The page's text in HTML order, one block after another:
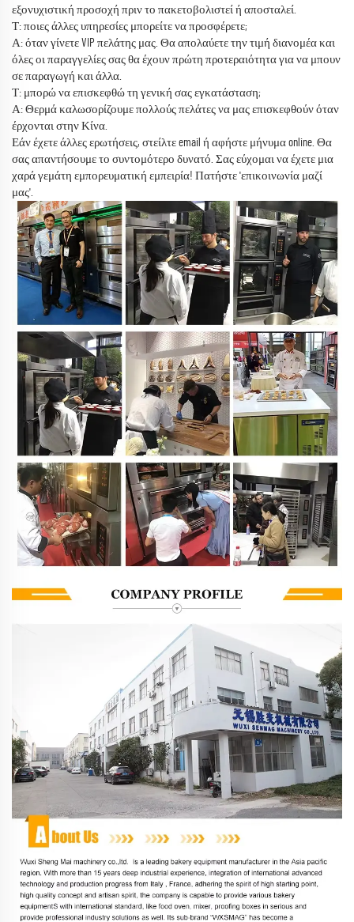
εξονυχιστική προσοχή πριν το πακετοβολιστεί ή αποσταλεί.
Τ: ποιες άλλες υπηρεσίες μπορείτε να προσφέρετε;
Α: όταν γίνετε VIP πελάτης μας. Θα απολαύετε την τιμή διανομέα και
όλες οι παραγγελίες σας θα έχουν πρώτη προτεραιότητα για να μπουν
σε παραγωγή και άλλα.
Τ: μπορώ να επισκεφθώ τη γενική σας εγκατάσταση;
Α: Θερμά καλωσορίζουμε πολλούς πελάτες να μας επισκεφθούν όταν
έρχονται στην Κίνα.
Εάν έχετε άλλες ερωτήσεις, στείλτε email ή αφήστε μήνυμα online. Θα
σας απαντήσουμε το συντομότερο δυνατό. Σας εύχομαι να έχετε μια
χαρά γεμάτη εμπορευματική εμπειρία! Πατήστε 'επικοινωνία μαζί
μας'.